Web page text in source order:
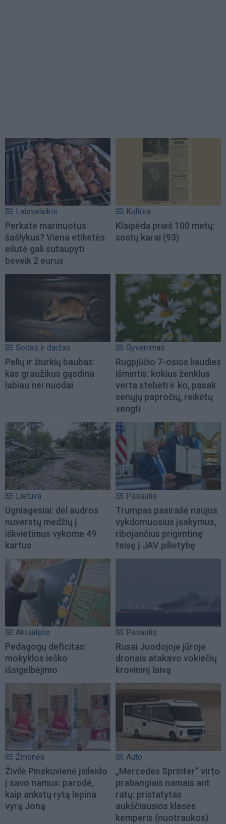
Laisvalaikis
Perkate marinuotus
šašlykus? Viena etiketės
eilutė gali sutaupyti
beveik 2 eurus
Kultūra
Klaipėda prieš 100 metų:
sostų karai (93)
Sodas ir daržas
Pelių ir žiurkių baubas:
kas graužikus gąsdina
labiau nei nuodai
Gyvenimas
Rugpjūčio 7-osios liaudies
išmintis: kokius ženklus
verta stebėti ir ko, pasak
senųjų papročių, reikėtų
vengti
Lietuva
Ugniagesiai: dėl audros
nuverstų medžių į
iškvietimus vykome 49
kartus
Pasaulis
Trumpas pasirašė naujus
vykdomuosius įsakymus,
ribojančius prigimtinę
teisę į JAV pilietybę
Aktualijos
Pedagogų deficitas:
mokyklos ieško
išsigelbėjimo
Pasaulis
Rusai Juodojoje jūroje
dronais atakavo vokiečių
krovininį laivą
Žmonės
Živilė Pinskuvienė įsileido
į savo namus: parodė,
kaip ankstų rytą lepina
vyrą Joną
Auto
„Mercedes Sprinter“ virto
prabangiais namais ant
ratų: pristatytas
aukščiausios klasės
kemperis (nuotraukos)